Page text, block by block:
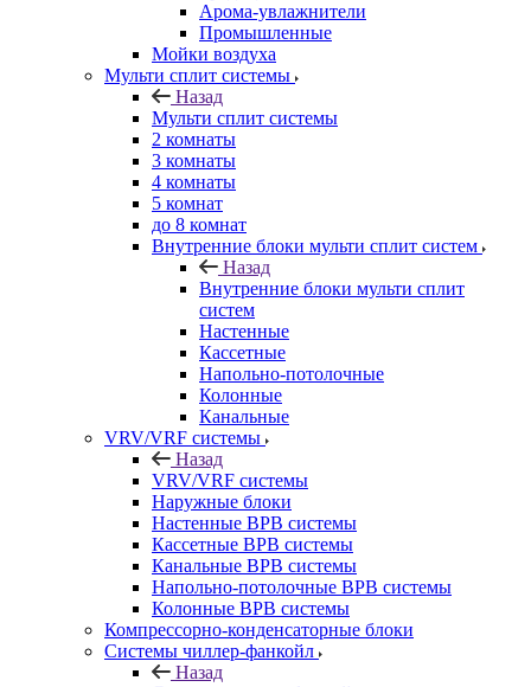
Арома-увлажнители
Промышленные
Мойки воздуха
Мульти сплит системы
Назад
Мульти сплит системы
2 комнаты
3 комнаты
4 комнаты
5 комнат
до 8 комнат
Внутренние блоки мульти сплит систем
Назад
Внутренние блоки мульти сплит
систем
Настенные
Кассетные
Напольно-потолочные
Колонные
Канальные
VRV/VRF системы
Назад
VRV/VRF системы
Наружные блоки
Настенные ВРВ системы
Кассетные ВРВ системы
Канальные ВРВ системы
Напольно-потолочные ВРВ системы
Колонные ВРВ системы
Компрессорно-конденсаторные блоки
Системы чиллер-фанкойл
Назад